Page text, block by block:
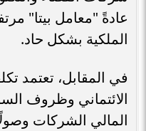
عادةً "معامل بيتا"
الملكية بشكل حاد.
في المقابل، تعتمد
الائتماني وظروف
المالي الشركات